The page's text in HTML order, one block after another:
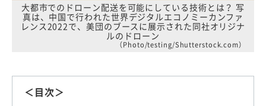
大都市でのドローン配送を可能にしている技術とは？ 写
真は、中国で行われた世界デジタルエコノミーカンファ
レンス2022で、美団のブースに展示された同社オリジナ
ルのドローン
（Photo/testing/Shutterstock.com）
＜目次＞